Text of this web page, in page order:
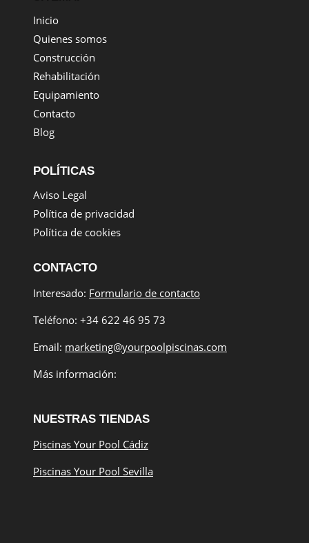
Inicio
Quienes somos
Construcción
Rehabilitación
Equipamiento
Contacto
Blog
POLÍTICAS
Aviso Legal
Política de privacidad
Política de cookies
CONTACTO
Interesado: Formulario de contacto
Teléfono: +34 622 46 95 73
Email: marketing@yourpoolpiscinas.com
Más información:
NUESTRAS TIENDAS
Piscinas Your Pool Cádiz
Piscinas Your Pool Sevilla